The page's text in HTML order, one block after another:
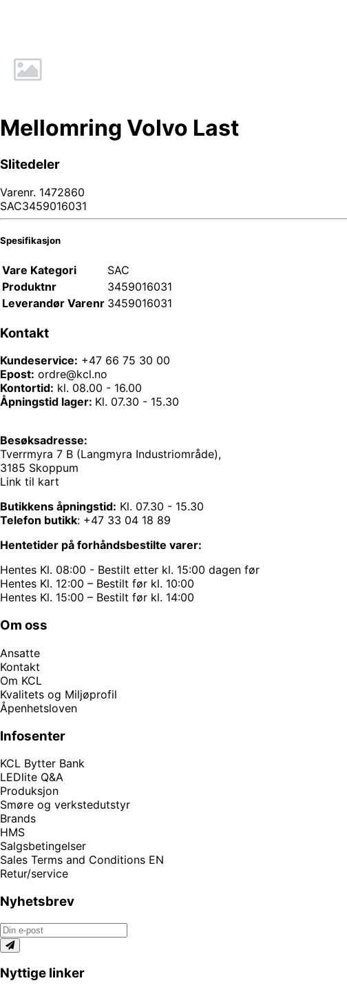
Mellomring Volvo Last
Slitedeler
Varenr. 1472860
SAC3459016031
Spesifikasjon
Vare Kategori
SAC
Produktnr
3459016031
Leverandør Varenr 3459016031
Kontakt
Kundeservice: +47 66 75 30 00
Epost: ordre@kcl.no
Kontortid: kl. 08.00 - 16.00
Åpningstid lager: Kl. 07.30 - 15.30
Besøksadresse:
Tverrmyra 7 B (Langmyra Industriområde),
3185 Skoppum
Link til kart
Butikkens åpningstid: Kl. 07.30 - 15.30
Telefon butikk: +47 33 04 18 89
Hentetider på forhåndsbestilte varer:
Hentes Kl. 08:00 - Bestilt etter kl. 15:00 dagen før
Hentes Kl. 12:00 – Bestilt før kl. 10:00
Hentes Kl. 15:00 – Bestilt før kl. 14:00
Om oss
Ansatte
Kontakt
Om KCL
Kvalitets og Miljøprofil
Åpenhetsloven
Infosenter
KCL Bytter Bank
LEDlite Q&A
Produksjon
Smøre og verkstedutstyr
Brands
HMS
Salgsbetingelser
Sales Terms and Conditions EN
Retur/service
Nyhetsbrev
Nyttige linker